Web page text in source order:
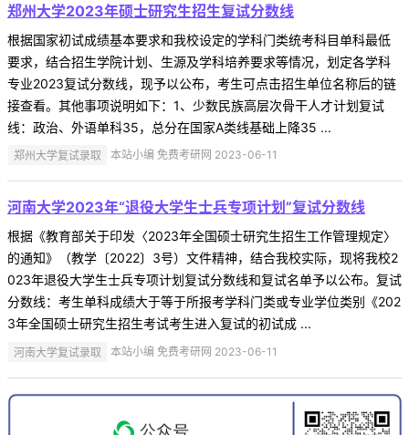
郑州大学2023年硕士研究生招生复试分数线
根据国家初试成绩基本要求和我校设定的学科门类统考科目单科最低
要求，结合招生学院计划、生源及学科培养要求等情况，划定各学科
专业2023复试分数线，现予以公布，考生可点击招生单位名称后的链
接查看。其他事项说明如下：1、少数民族高层次骨干人才计划复试
线：政治、外语单科35，总分在国家A类线基础上降35 ...
郑州大学复试录取 本站小编 免费考研网 2023-06-11
河南大学2023年“退役大学生士兵专项计划”复试分数线
根据《教育部关于印发〈2023年全国硕士研究生招生工作管理规定〉
的通知》（教学〔2022〕3号）文件精神，结合我校实际，现将我校2
023年退役大学生士兵专项计划复试分数线和复试名单予以公布。复试
分数线：考生单科成绩大于等于所报考学科门类或专业学位类别《202
3年全国硕士研究生招生考试考生进入复试的初试成 ...
河南大学复试录取 本站小编 免费考研网 2023-06-11